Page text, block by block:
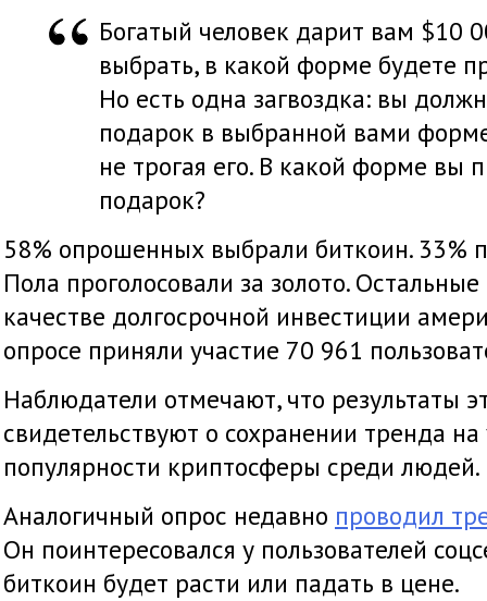
Богатый человек дарит вам $10
выбрать, в какой форме будете
Но есть одна загвоздка: вы
подарок в выбранной вами
не трогая его. В какой форме вы
подарок?
58% опрошенных выбрали биткоин. 33%
Пола проголосовали за золото.
качестве долгосрочной инвестиции
опросе приняли участие 70 961
Наблюдатели отмечают, что результаты
свидетельствуют о сохранении тренда
популярности криптосферы среди людей.
Аналогичный опрос недавно проводил
Он поинтересовался у пользователей
биткоин будет расти или падать в цене.